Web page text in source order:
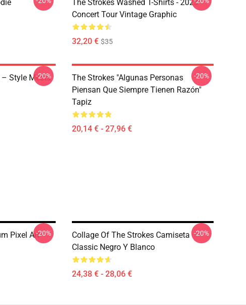
The Strokes Washed T-Shirts - 2023
Concert Tour Vintage Graphic
32,20 € $35
Style Meets
-20%
The Strokes "Algunas Personas
Piensan Que Siempre Tienen Razón"
Tapiz
20,14 € - 27,96 €
-20%
Pixel Art-20%
Collage Of The Strokes Camiseta
Classic Negro Y Blanco
24,38 € - 28,06 €
-20%